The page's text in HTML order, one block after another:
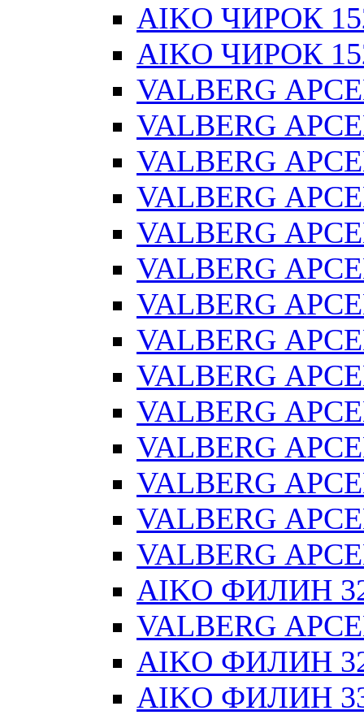
AIKO ЧИРОК
AIKO ЧИРОК
VALBERG
VALBERG
VALBERG
VALBERG
VALBERG
VALBERG
VALBERG
VALBERG
VALBERG
VALBERG
VALBERG
VALBERG
VALBERG
VALBERG
AIKO ФИЛИН 32
VALBERG
AIKO ФИЛИН 32
AIKO ФИЛИН 33